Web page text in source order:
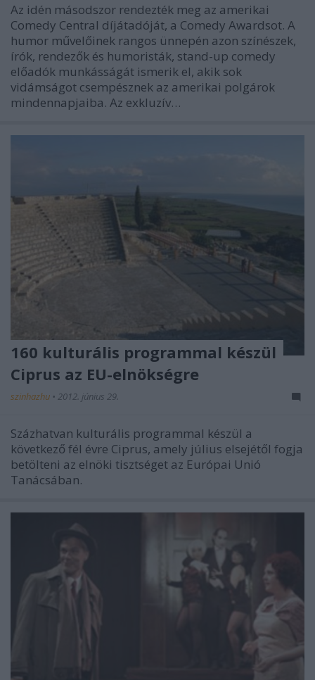
Az idén másodszor rendezték meg az amerikai
Comedy Central díjátadóját, a Comedy Awardsot. A
humor művelőinek rangos ünnepén azon színészek,
írók, rendezők és humoristák, stand-up comedy
előadók munkásságát ismerik el, akik sok
vidámságot csempésznek az amerikai polgárok
mindennapjaiba. Az exkluzív…
160 kulturális programmal készül
Ciprus az EU-elnökségre
szinhazhu • 2012. június 29.
Százhatvan kulturális programmal készül a
következő fél évre Ciprus, amely július elsejétől fogja
betölteni az elnöki tisztséget az Európai Unió
Tanácsában.